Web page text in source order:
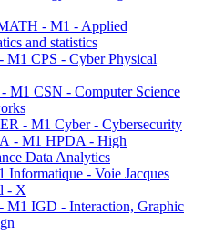
- M1 - Applied
and statistics
M1 CPS - Cyber Physical
M1 CSN - Computer Science
- M1 Cyber - Cybersecurity
- M1 HPDA - High
Data Analytics
Informatique - Voie Jacques
- X
M1 IGD - Interaction, Graphic